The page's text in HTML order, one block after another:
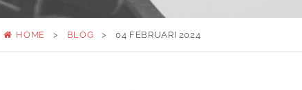
HOME > BLOG > 04 FEBRUARI 2024